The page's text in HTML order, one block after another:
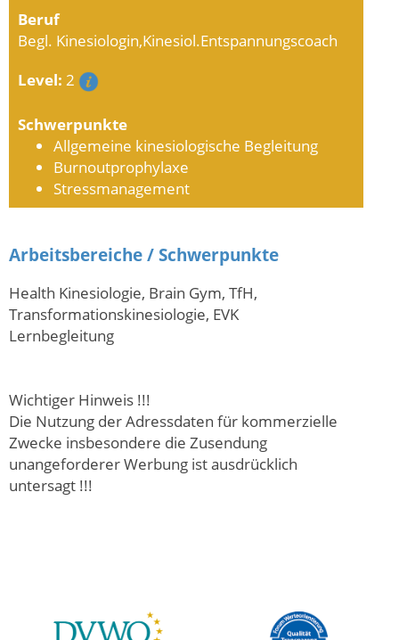
Beruf
Begl. Kinesiologin,Kinesiol.Entspannungscoach
Level: 2
Schwerpunkte
Allgemeine kinesiologische Begleitung
Burnoutprophylaxe
Stressmanagement
Arbeitsbereiche / Schwerpunkte
Health Kinesiologie, Brain Gym, TfH,
Transformationskinesiologie, EVK
Lernbegleitung
Wichtiger Hinweis !!!
Die Nutzung der Adressdaten für kommerzielle
Zwecke insbesondere die Zusendung
unangeforderer Werbung ist ausdrücklich
untersagt !!!